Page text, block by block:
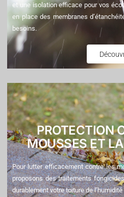
et une isolation efficace pour vos
en place des membranes
besoins.
PROTECTION
MOUSSES ET
Pour lutter efficacement contre les
proposons des traitements
durablement votre toiture de